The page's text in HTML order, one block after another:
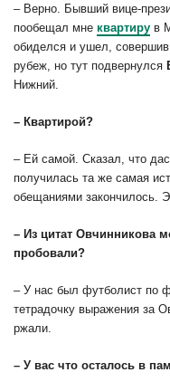
– Верно. Бывший вице-
пообещал мне квартиру в
обиделся и ушел,
рубеж, но тут подвернулся
Нижний.
– Квартирой?
– Ей самой. Сказал, что
получилась та же самая
обещаниями закончилось.
– Из цитат Овчинникова
пробовали?
– У нас был футболист по
тетрадочку выражения за
ржали.
– У вас что осталось в